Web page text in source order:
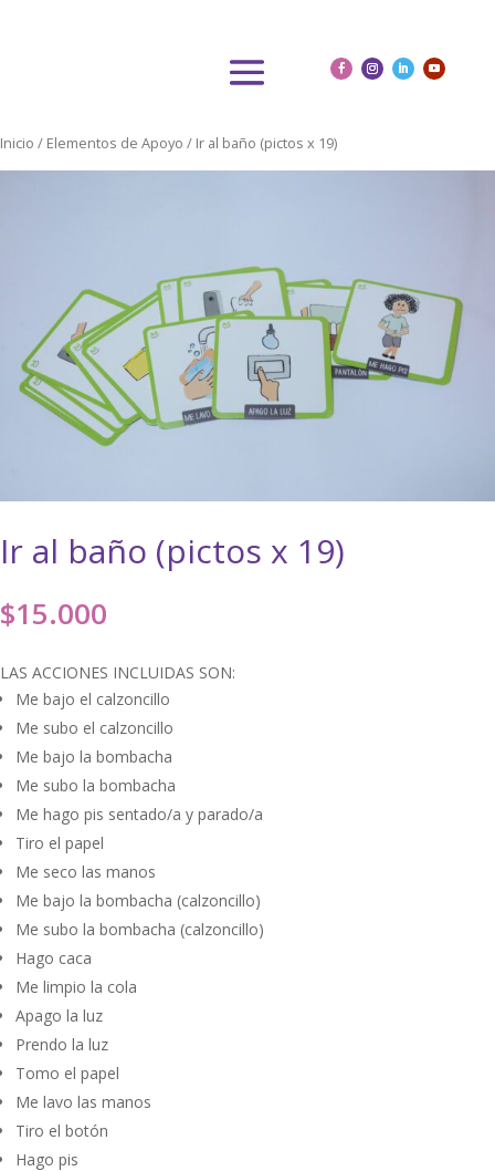
Inicio / Elementos de Apoyo / Ir al baño (pictos x 19)
Ir al baño (pictos x 19)
$15.000
LAS ACCIONES INCLUIDAS SON:
Me bajo el calzoncillo
Me subo el calzoncillo
Me bajo la bombacha
Me subo la bombacha
Me hago pis sentado/a y parado/a
Tiro el papel
Me seco las manos
Me bajo la bombacha (calzoncillo)
Me subo la bombacha (calzoncillo)
Hago caca
Me limpio la cola
Apago la luz
Prendo la luz
Tomo el papel
Me lavo las manos
Tiro el botón
Hago pis